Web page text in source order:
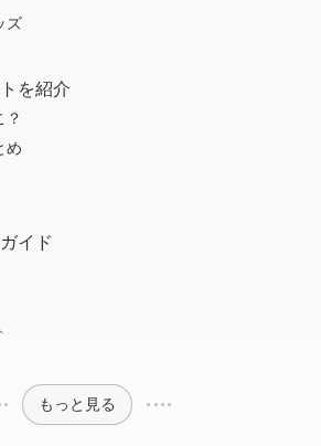
ズ
を紹介
？
め
イド
もっと見る